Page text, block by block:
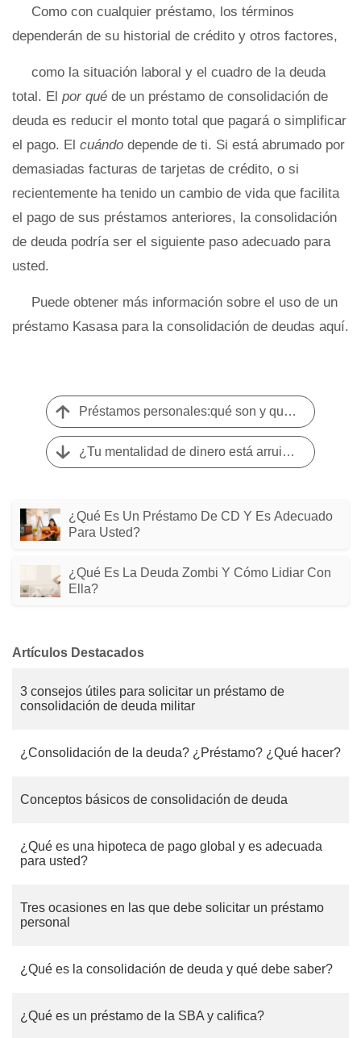
Como con cualquier préstamo, los términos
dependerán de su historial de crédito y otros factores,
como la situación laboral y el cuadro de la deuda
total. El por qué de un préstamo de consolidación de
deuda es reducir el monto total que pagará o simplificar
el pago. El cuándo depende de ti. Si está abrumado por
demasiadas facturas de tarjetas de crédito, o si
recientemente ha tenido un cambio de vida que facilita
el pago de sus préstamos anteriores, la consolidación
de deuda podría ser el siguiente paso adecuado para
usted.
Puede obtener más información sobre el uso de un
préstamo Kasasa para la consolidación de deudas aquí.
Préstamos personales:qué son y qué saber antes de solicitar uno
¿Tu mentalidad de dinero está arruinando tu vida? Aquí está cómo cambiarlo.
¿Qué Es Un Préstamo De CD Y Es Adecuado
Para Usted?
¿Qué Es La Deuda Zombi Y Cómo Lidiar Con
Ella?
Artículos Destacados
3 consejos útiles para solicitar un préstamo de
consolidación de deuda militar
¿Consolidación de la deuda? ¿Préstamo? ¿Qué hacer?
Conceptos básicos de consolidación de deuda
¿Qué es una hipoteca de pago global y es adecuada
para usted?
Tres ocasiones en las que debe solicitar un préstamo
personal
¿Qué es la consolidación de deuda y qué debe saber?
¿Qué es un préstamo de la SBA y califica?